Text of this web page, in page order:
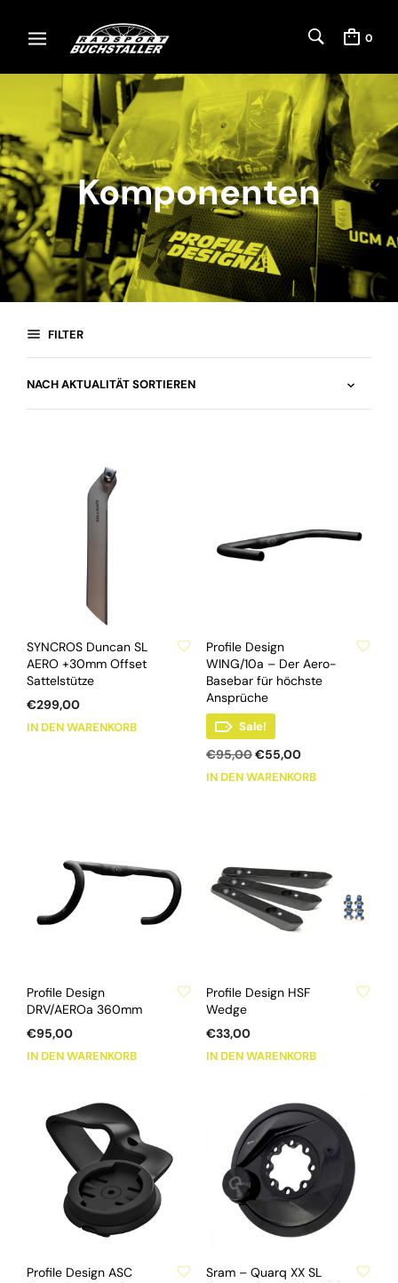
0
Komponenten
FILTER
SYNCROS Duncan SL
AERO +30mm Offset
Sattelstütze
€299,00
IN DEN WARENKORB
Profile Design
WING/10a – Der Aero-
Basebar für höchste
Ansprüche
Sale!
€95,00Ursprünglicher
Preis
€55,00Aktueller
Preis
IN DEN WARENKORB
Profile Design
DRV/AEROa 360mm
€95,00
IN DEN WARENKORB
Profile Design HSF
Wedge
€33,00
IN DEN WARENKORB
Profile Design ASC
Sram – Quarq XX SL